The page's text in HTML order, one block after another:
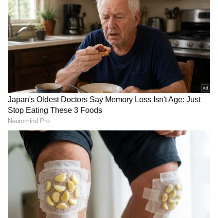
ಸ್ಮಾರ್ಟ್ಫೋನ್ ಬಳಸುವ ಜನರು ಸಂವಹನ ಕಡಿಮೆ
ಮಾಡಿದ್ದಾರೆ. ಆನ್ಲೈನ್ನಲ್ಲಿ ಹೆಚ್ಚು ಸಮಯ ಕಳೆಯುತ್ತಿದ್ದಾರೆ.
ಕುಟುಂಬದಲ್ಲಿ ವೈಯಕ್ತಿಕ ಸಂವಹನ ಕಡಿಮೆಯಾಗಿದ್ದು, ಈ
ಬದಲಾವಣೆ ಜನನ ದರಗಳ ಕುಸಿತದಲ್ಲಿ ಬಹುಮುಖ್ಯ
ಕಾರಣಗಳಲ್ಲಿ ಒಂದಾಗಿದೆ ಎಂದು ತಜ್ಞರು ಹೇಳಿದ್ದಾರೆ.
ಯುಎಸ್ ಮತ್ತು ಯುಕೆಗೆ ಮಾತ್ರ ಇದು ಸೀಮಿತವಾಗಿಲ್ಲ.
ಸ್ಮಾರ್ಟ್ಫೋನ್ಗಳು ದೈನಂದಿನ ಜೀವನದ ಭಾಗವಾಗಿರುವ ಎಲ್ಲ
ದೇಶಗಳಲ್ಲಿ ಜನನ ದರಗಳು ವೇಗವಾಗಿ ಕುಸಿಯಲು
ಪ್ರಾರಂಭಿಸಿವೆ ಎಂದು ಸಂಶೋಧನೆ ಹೇಳಿದೆ. ಅಮೆರಿಕ, ಯುಕೆ
ಮತ್ತು ಆಸ್ಟ್ರೇಲಿಯಾದಂತಹ ದೇಶಗಳಲ್ಲಿ, ಸ್ಮಾರ್ಟ್ಫೋನ್ಗಳು
ಮತ್ತು ಮೊಬೈಲ್ ಅಪ್ಲಿಕೇಶನ್ಗಳು ಹೆಚ್ಚು ಜನಪ್ರಿಯವಾದ
ಸಮಯ ಅಂದ್ರೆ 2007 ರ ನಂತರ ಹದಿಹರೆಯದವರು ಮತ್ತು
ಯುವಜನರಲ್ಲಿ ಜನನ ಪ್ರಮಾಣ ತೀವ್ರವಾಗಿ ಕುಸಿದಿದೆ.
RECOMMENDED STORIES